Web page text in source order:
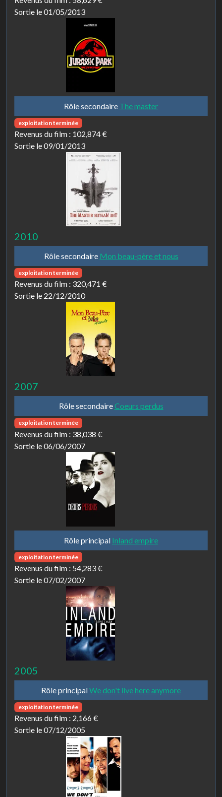
Sortie le 01/05/2013
Rôle secondaire The master
exploitation terminée
Revenus du film : 102,874 €
Sortie le 09/01/2013
2010
Rôle secondaire Mon beau-père et nous
exploitation terminée
Revenus du film : 320,471 €
Sortie le 22/12/2010
2007
Rôle secondaireCoeurs perdus
exploitation terminée
Revenus du film : 38,038 €
Sortie le 06/06/2007
Rôle principal Inland empire
exploitation terminée
Revenus du film : 54,283 €
Sortie le 07/02/2007
2005
Rôle principalWe don't live here anymore
exploitation terminée
Revenus du film : 2,166 €
Sortie le 07/12/2005